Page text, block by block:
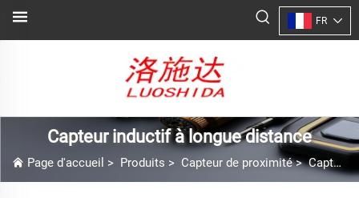
FR
Capteur inductif à longue distance
Page d'accueil > Produits > Capteur de proximité>Capteur inductif à longue distance